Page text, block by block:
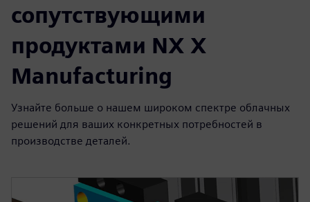
сопутствующими
продуктами NX X
Manufacturing
Узнайте больше о нашем широком спектре облачных
решений для ваших конкретных потребностей в
производстве деталей.